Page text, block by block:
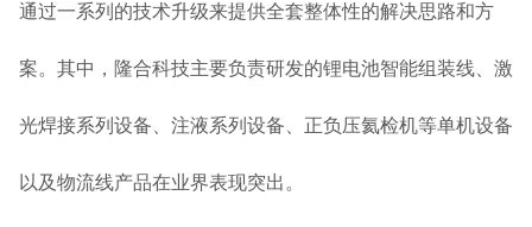
通过一系列的技术升级来提供全套整体性的解决思路和方
案。其中，隆合科技主要负责研发的锂电池智能组装线、激
光焊接系列设备、注液系列设备、正负压氦检机等单机设备
以及物流线产品在业界表现突出。